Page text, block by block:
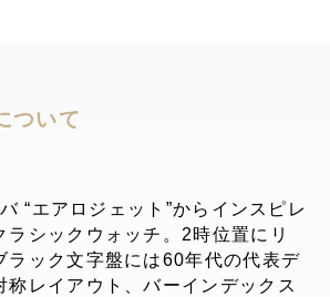
ついて
“エアロジェット”からインスピレ
ラシックウォッチ。2時位置にリ
ラック文字盤には60年代の代表デ
称レイアウト、バーインデックス